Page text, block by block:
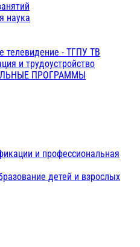
наука
телевидение - ТГПУ ТВ
и трудоустройство
ПРОГРАММЫ
и профессиональная
детей и взрослых